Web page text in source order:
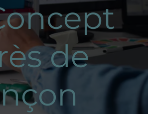
de